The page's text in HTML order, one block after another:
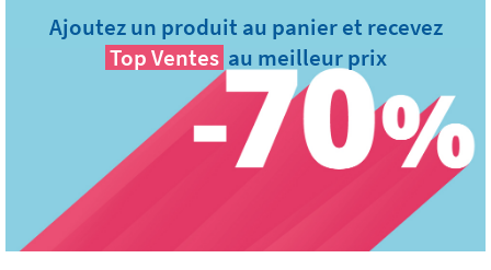
Ajoutez un produit au panier et recevez
Top Ventes au meilleur prix